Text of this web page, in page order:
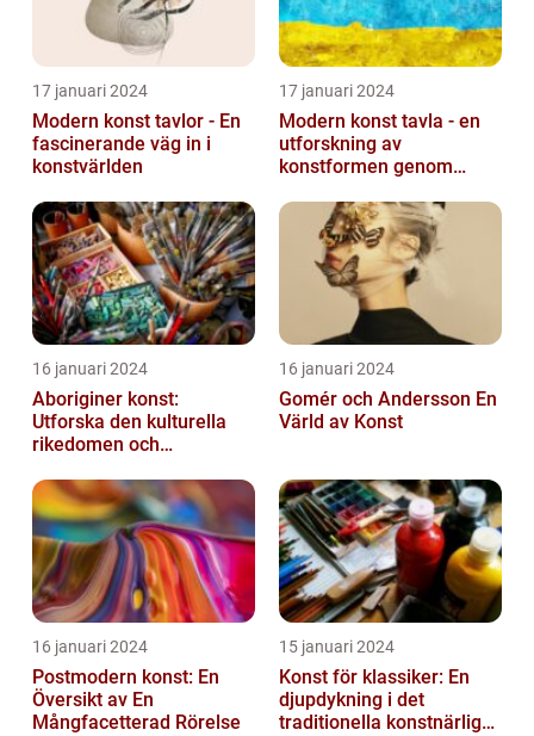
17 januari 2024
Modern konst tavlor - En
fascinerande väg in i
konstvärlden
17 januari 2024
Modern konst tavla - en
utforskning av
konstformen genom
16 januari 2024
Aboriginer konst:
Utforska den kulturella
rikedomen och
16 januari 2024
Gomér och Andersson En
Värld av Konst
16 januari 2024
Postmodern konst: En
Översikt av En
Mångfacetterad Rörelse
15 januari 2024
Konst för klassiker: En
djupdykning i det
traditionella konstnärliga